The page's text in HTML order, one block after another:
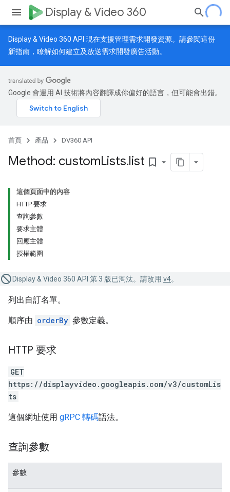
Display & Video 360
Display & Video 360 API 現在支援管理需求開發資源。請參閱這份
新指南 ，瞭解如何建立及放送需求開發廣告活動。
Google 會運用 AI 技術將內容翻譯成你偏好的語言，但可能會出錯。
首頁 產品 DV360 API
Method: customLists.list bookmark_border
這個頁面中的內容
HTTP 要求
查詢參數
要求主體
回應主體
授權範圍
Display & Video 360 API 第 3 版已淘汰。請改用 v4。
列出自訂名單。
順序由 orderBy 參數定義。
HTTP 要求
GET
https://displayvideo.googleapis.com/v3/customLis
ts
這個網址使用 gRPC 轉碼語法。
查詢參數
參數